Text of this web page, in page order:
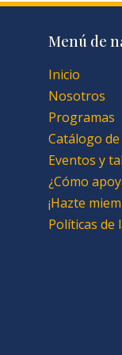
Menú de
Inicio
Nosotros
Programas
Catálogo
Eventos y
¿Cómo
¡Hazte
Políticas de